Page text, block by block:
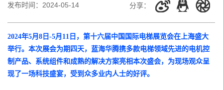
发布时间： 2024-05-14 分享：
2024年5月8日-5月11日，第十六届中国国际电梯展览会在上海盛大
举行。本次展会为期四天，蓝海华腾携多款电梯领域先进的电机控
制产品、系统组件和成熟的解决方案亮相本次盛会，为现场观众呈
现了一场科技盛宴，受到众多业内人士的好评。